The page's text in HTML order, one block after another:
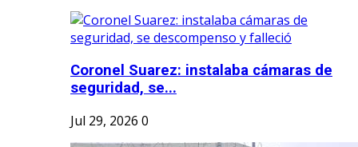
Coronel Suarez: instalaba cámaras de
seguridad, se...
Jul 29, 2026 0